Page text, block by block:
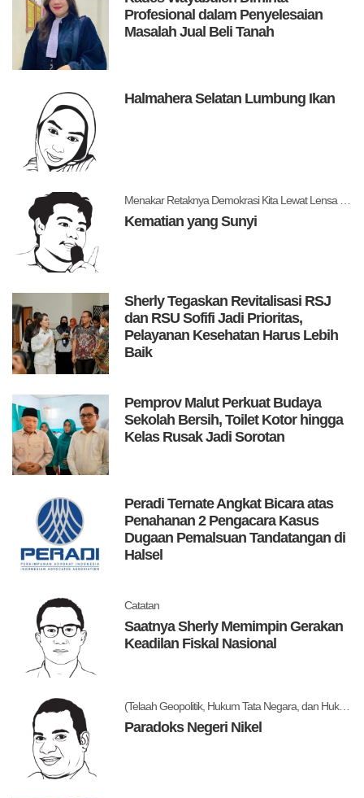
Profesional dalam Penyelesaian
Masalah Jual Beli Tanah
Halmahera Selatan Lumbung Ikan
Kematian yang Sunyi
Sherly Tegaskan Revitalisasi RSJ
dan RSU Sofifi Jadi Prioritas,
Pelayanan Kesehatan Harus Lebih
Baik
Pemprov Malut Perkuat Budaya
Sekolah Bersih, Toilet Kotor hingga
Kelas Rusak Jadi Sorotan
Peradi Ternate Angkat Bicara atas
Penahanan 2 Pengacara Kasus
Dugaan Pemalsuan Tandatangan di
Halsel
Catatan
Saatnya Sherly Memimpin Gerakan
Keadilan Fiskal Nasional
(Telaah Geopolitik, Hukum Tata Negara, dan Hukum Administrasi Negara)
Paradoks Negeri Nikel